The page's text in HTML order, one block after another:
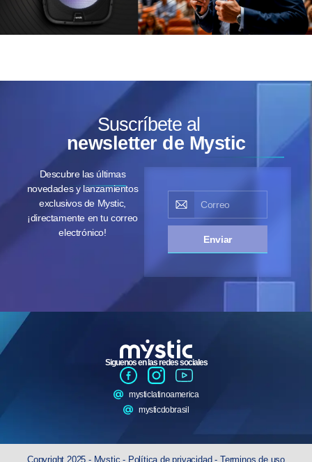
Suscríbete al
newsletter de Mystic
Descubre las últimas
novedades y lanzamientos
exclusivos de Mystic,
¡directamente en tu correo
electrónico!
Enviar
Siguenos en las redes sociales
mysticlatinoamerica
mysticdobrasil
Copyright 2025 - Mystic - Política de privacidad- Terminos de uso